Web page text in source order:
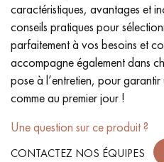
SOL PLAQUÉ BOIS VERITABLES
PARQUET EN BOIS EXOTIQUE
PARQUET HUILÉ
PARQUET VIEILLI
caractéristiques, avantages et
conseils pratiques pour
parfaitement à vos besoins et
accompagne également dans
pose à l’entretien, pour
comme au premier jour !
Une question sur ce produit ?
CONTACTEZ NOS ÉQUIPES